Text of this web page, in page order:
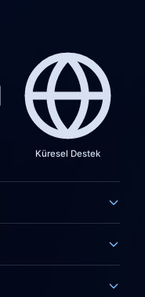
Küresel Destek